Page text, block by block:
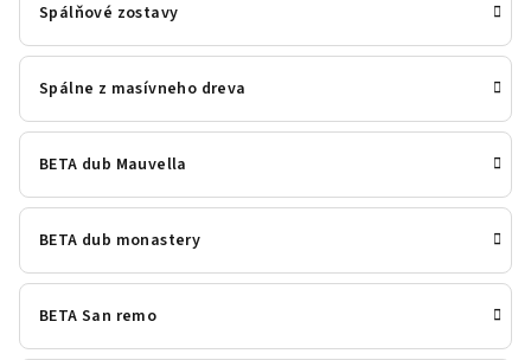
Spálňové zostavy
Spálne z masívneho dreva
BETA dub Mauvella
BETA dub monastery
BETA San remo